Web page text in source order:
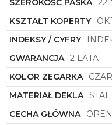
Nie zwlekaj dłużej i
zegarek męski
1710605. Dzięki
solidnej konstrukcji i
zegarek zapewni Ci
wskazówki czasu.
odrobinę luksusu do
SZEROKOŚĆ PASKA 22
KSZTAŁT KOPERTY
INDEKSY / CYFRY
GWARANCJA 2 LATA
KOLOR ZEGARKA
MATERIAŁ DEKLA STAL
CECHA GŁÓWNA